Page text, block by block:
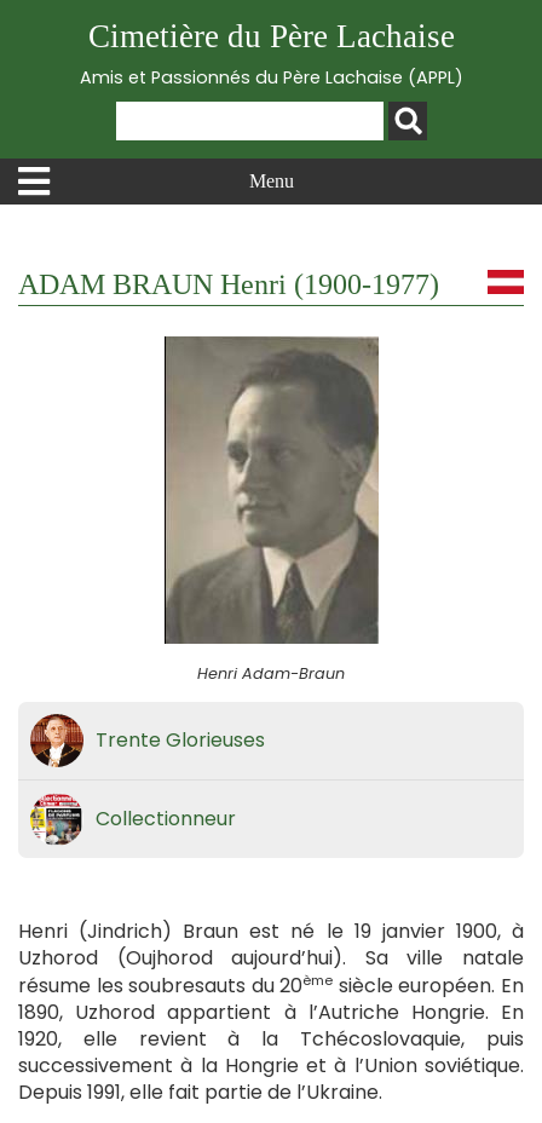
Cimetière du Père Lachaise
Amis et Passionnés du Père Lachaise (APPL)
Menu
ADAM BRAUN Henri (1900-1977)
Henri Adam-Braun
Trente Glorieuses
Collectionneur
Henri (Jindrich) Braun est né le 19 janvier 1900, à
Uzhorod (Oujhorod aujourd’hui). Sa ville natale
résume les soubresauts du 20ème siècle européen. En
1890, Uzhorod appartient à l’Autriche Hongrie. En
1920, elle revient à la Tchécoslovaquie, puis
successivement à la Hongrie et à l’Union soviétique.
Depuis 1991, elle fait partie de l’Ukraine.